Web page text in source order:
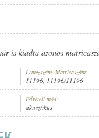
is kiadta azonos
Lemezszám, Matricaszám:
11196, 11196/11196
Felvételi mód:
akusztikus